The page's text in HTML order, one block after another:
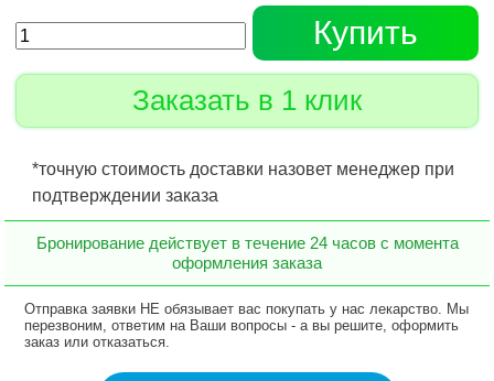
Купить
Заказать в 1 клик
*точную стоимость доставки назовет менеджер при
подтверждении заказа
Бронирование действует в течение 24 часов с момента
оформления заказа
Отправка заявки НЕ обязывает вас покупать у нас лекарство. Мы
перезвоним, ответим на Ваши вопросы - а вы решите, оформить
заказ или отказаться.